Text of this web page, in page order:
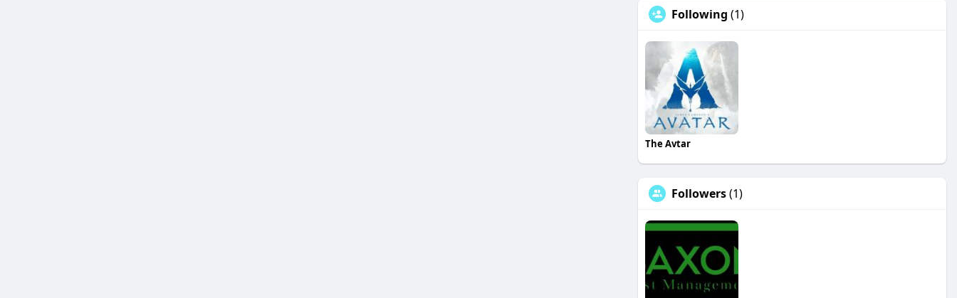
Following (1)
The Avtar
Followers(1)